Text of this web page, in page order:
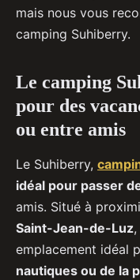
mais nous vous
camping Suhiberry.
Le camping
pour des
ou entre amis
Le Suhiberry,
idéal pour passer
amis. Situé à
Saint-Jean-de-Luz
emplacement idéal
nautiques ou de la